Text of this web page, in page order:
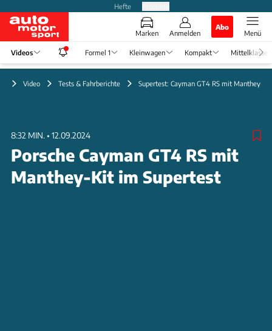
Hefte
Marken Anmelden
Abo
Menü
Videos Formel 1 Kleinwagen Kompakt Mittelklasse
Video Tests & Fahrberichte Supertest: Cayman GT4 RS mit Manthey-Kit
8:32 MIN. • 12.09.2024
Porsche Cayman GT4 RS mit
Manthey-Kit im Supertest